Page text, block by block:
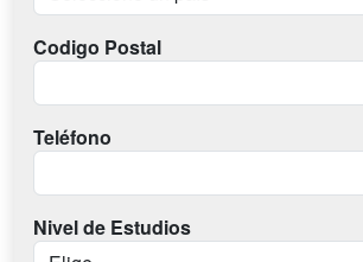
Codigo Postal
Teléfono
Nivel de Estudios